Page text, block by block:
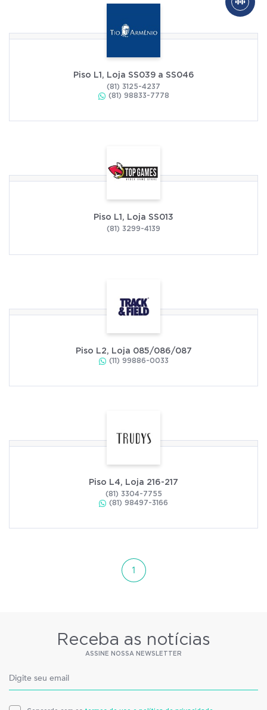
Piso L1, Loja SS039 a SS046
(81) 3125-4237
(81) 98833-7778
Piso L1, Loja SS013
(81) 3299-4139
Piso L2, Loja 085/086/087
(11) 99886-0033
Piso L4, Loja 216-217
(81) 3304-7755
(81) 98497-3166
1
Receba as notícias
ASSINE NOSSA NEWSLETTER